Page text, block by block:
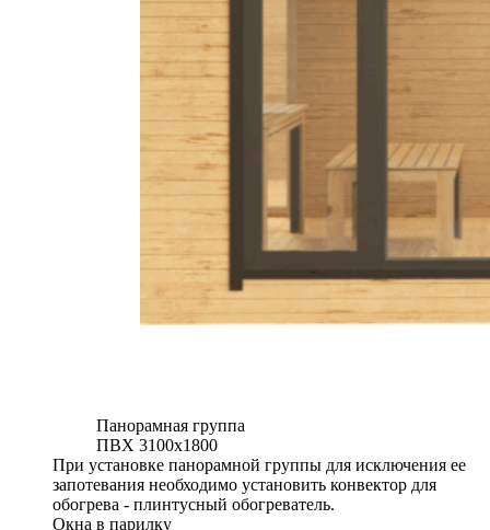
Панорамная группа
ПВХ 3100x1800
При установке панорамной группы для исключения ее
запотевания необходимо установить конвектор для
обогрева - плинтусный обогреватель.
Окна в парилку